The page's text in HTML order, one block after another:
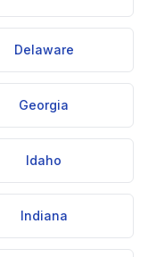
Delaware
Georgia
Idaho
Indiana